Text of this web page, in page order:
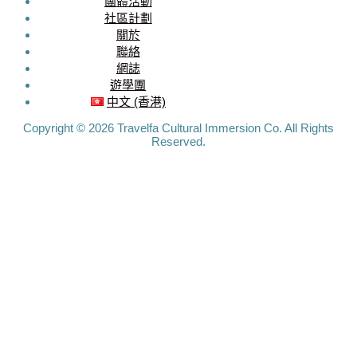
社區計劃
關於
聯絡
網誌
遊學團
中文 (香港)
Copyright © 2026 Travelfa Cultural Immersion Co. All Rights
Reserved.